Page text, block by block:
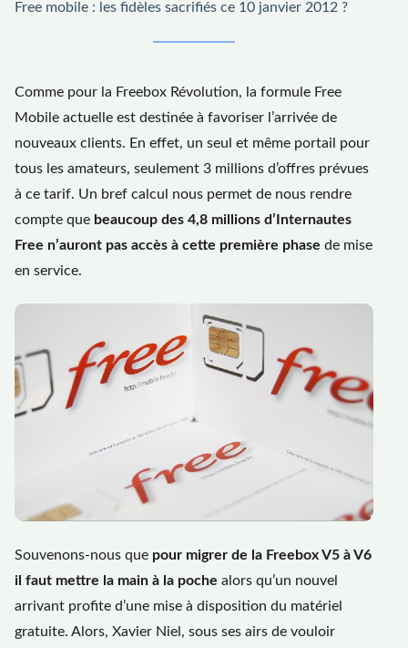
Free mobile : les fidèles sacrifiés ce 10 janvier 2012 ?
Comme pour la Freebox Révolution, la formule Free
Mobile actuelle est destinée à favoriser l’arrivée de
nouveaux clients. En effet, un seul et même portail pour
tous les amateurs, seulement 3 millions d’offres prévues
à ce tarif. Un bref calcul nous permet de nous rendre
compte que beaucoup des 4,8 millions d’Internautes
Free n’auront pas accès à cette première phase de mise
en service.
Souvenons-nous que pour migrer de la Freebox V5 à V6
il faut mettre la main à la poche alors qu’un nouvel
arrivant profite d’une mise à disposition du matériel
gratuite. Alors, Xavier Niel, sous ses airs de vouloir